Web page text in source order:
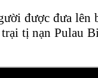
được đưa
tị nạn Pulau